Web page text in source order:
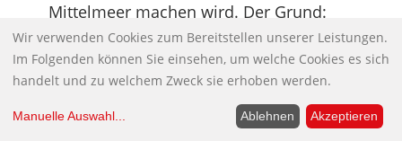
Mittelmeer machen wird. Der Grund:
Höppner und einige Mitstreiter wollen in
Seenot geratenen Flüchtlingen helfen.
Zurzeit laufen die letzten Umbauarbeiten an
ihrem Schiff, das in Kürze auf den Namen
“Sea-Watch” getauft wird.
Wir verwenden Cookies zum Bereitstellen unserer Leistungen.
Im Folgenden können Sie einsehen, um welche Cookies es sich
handelt und zu welchem Zweck sie erhoben werden.
Manuelle Auswahl... Ablehnen Akzeptieren